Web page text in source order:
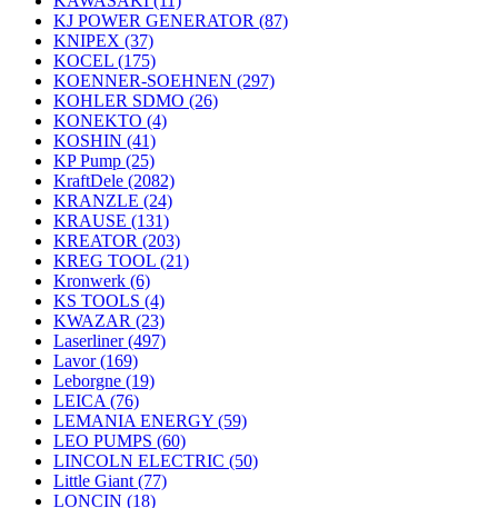
KJ POWER GENERATOR (87)
KNIPEX (37)
KOCEL (175)
KOENNER-SOEHNEN (297)
KOHLER SDMO (26)
KONEKTO (4)
KOSHIN (41)
KP Pump (25)
KraftDele (2082)
KRANZLE (24)
KRAUSE (131)
KREATOR (203)
KREG TOOL (21)
Kronwerk (6)
KS TOOLS (4)
KWAZAR (23)
Laserliner(497)
Lavor(169)
Leborgne (19)
LEICA (76)
LEMANIA ENERGY (59)
LEO PUMPS (60)
LINCOLN ELECTRIC (50)
Little Giant (77)
LONCIN (18)